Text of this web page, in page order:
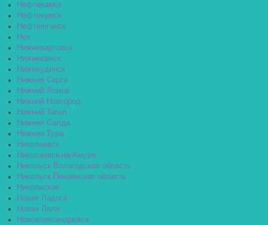
Нефтекамск
Нефтекумск
Нефтеюганск
Нея
Нижневартовск
Нижнекамск
Нижнеудинск
Нижние Серги
Нижний Ломов
Нижний Новгород
Нижний Тагил
Нижняя Салда
Нижняя Тура
Николаевск
Николаевск-на-Амуре
Никольск Вологодская область
Никольск Пензенская область
Никольское
Новая Ладога
Новая Ляля
Новоалександровск